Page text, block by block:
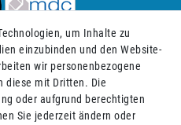
AGB
um Inhalte zu
einzubinden und den Website-
wir personenbezogene
diese mit Dritten. Die
oder aufgrund berechtigten
Sie jederzeit ändern oder